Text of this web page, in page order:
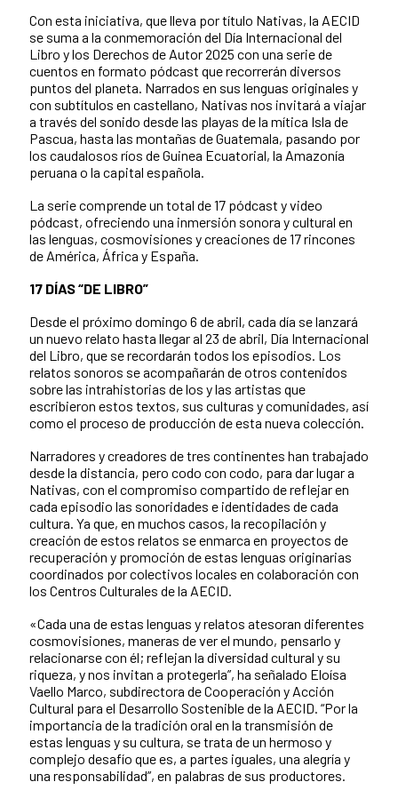
Con esta iniciativa, que lleva por título Nativas, la AECID
se suma a la conmemoración del Día Internacional del
Libro y los Derechos de Autor 2025 con una serie de
cuentos en formato pódcast que recorrerán diversos
puntos del planeta. Narrados en sus lenguas originales y
con subtítulos en castellano, Nativas nos invitará a viajar
a través del sonido desde las playas de la mítica Isla de
Pascua, hasta las montañas de Guatemala, pasando por
los caudalosos ríos de Guinea Ecuatorial, la Amazonía
peruana o la capital española.
La serie comprende un total de 17 pódcast y video
pódcast, ofreciendo una inmersión sonora y cultural en
las lenguas, cosmovisiones y creaciones de 17 rincones
de América, África y España.
17 DÍAS “DE LIBRO”
Desde el próximo domingo 6 de abril, cada día se lanzará
un nuevo relato hasta llegar al 23 de abril, Día Internacional
del Libro, que se recordarán todos los episodios. Los
relatos sonoros se acompañarán de otros contenidos
sobre las intrahistorias de los y las artistas que
escribieron estos textos, sus culturas y comunidades, así
como el proceso de producción de esta nueva colección.
Narradores y creadores de tres continentes han trabajado
desde la distancia, pero codo con codo, para dar lugar a
Nativas, con el compromiso compartido de reflejar en
cada episodio las sonoridades e identidades de cada
cultura. Ya que, en muchos casos, la recopilación y
creación de estos relatos se enmarca en proyectos de
recuperación y promoción de estas lenguas originarias
coordinados por colectivos locales en colaboración con
los Centros Culturales de la AECID.
«Cada una de estas lenguas y relatos atesoran diferentes
cosmovisiones, maneras de ver el mundo, pensarlo y
relacionarse con él; reflejan la diversidad cultural y su
riqueza, y nos invitan a protegerla”, ha señalado Eloísa
Vaello Marco, subdirectora de Cooperación y Acción
Cultural para el Desarrollo Sostenible de la AECID. “Por la
importancia de la tradición oral en la transmisión de
estas lenguas y su cultura, se trata de un hermoso y
complejo desafío que es, a partes iguales, una alegría y
una responsabilidad”, en palabras de sus productores.